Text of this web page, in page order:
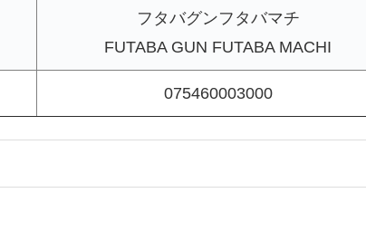
フタバグンフタバマチ
FUTABA GUN FUTABA MACHI
075460003000